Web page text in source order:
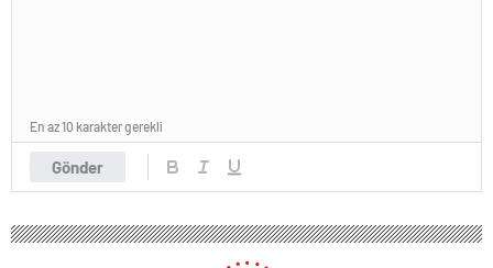
Gönder
En az 10 karakter gerekli